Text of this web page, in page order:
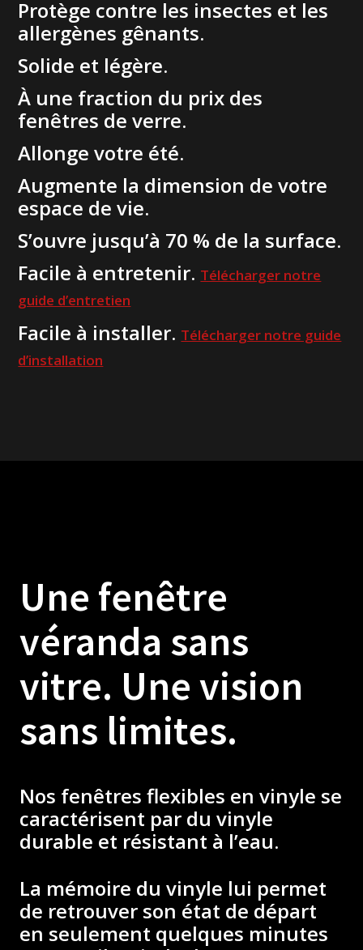
Protège contre les insectes et les
allergènes gênants.
Solide et légère.
À une fraction du prix des
fenêtres de verre.
Allonge votre été.
Augmente la dimension de votre
espace de vie.
S’ouvre jusqu’à 70 % de la surface.
Facile à entretenir. Télécharger notre
guide d’entretien
Facile à installer. Télécharger notre guide
d’installation
Une fenêtre
véranda sans
vitre. Une vision
sans limites.
Nos fenêtres flexibles en vinyle se
caractérisent par du vinyle
durable et résistant à l’eau.
La mémoire du vinyle lui permet
de retrouver son état de départ
en seulement quelques minutes